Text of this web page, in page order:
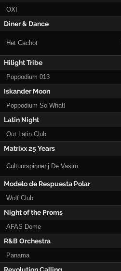
OXI
Diner & Dance
Het Cachot
Hilight Tribe
Poppodium 013
Iskander Moon
Poppodium So What!
Latin Night
Out Latin Club
Matrixx 25 Years
Cultuurspinnerij De Vasim
Modelo de Respuesta Polar
Wolf Club
Night of the Proms
AFAS Dome
R&B Orchestra
Panama